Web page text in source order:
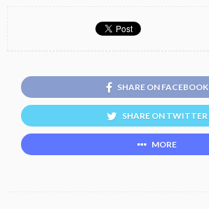
SHARE ON FACEBOOK
SHARE ON TWITTER
MORE